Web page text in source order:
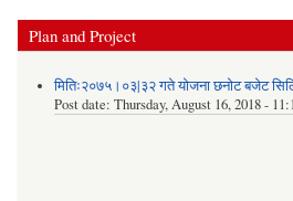
Plan and Project
मितिः२०७५।०३|३२ गते योजना छनोट बजेट
Post date: Thursday, August 16, 2018 -